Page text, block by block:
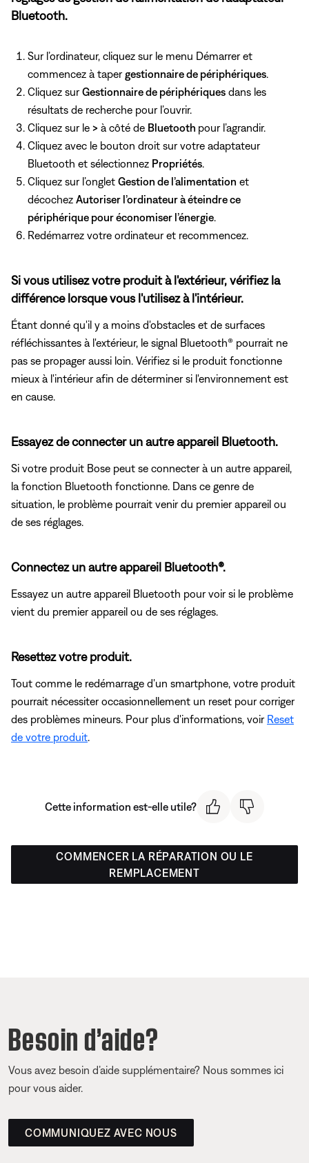
Bluetooth.
Sur l’ordinateur, cliquez sur le menu Démarrer et
commencez à taper gestionnaire de périphériques
Cliquez surGestionnaire de périphériques dans les
résultats de recherche pour l’ouvrir.
Cliquez sur le > à côté de Bluetooth pour l’agrandir.
Cliquez avec le bouton droit sur votre adaptateur
Bluetooth et sélectionnez Propriétés
Cliquez sur l’onglet Gestion de l’alimentation et
décochez Autoriser l’ordinateur à éteindre ce
périphérique pour économiser l’énergie
Redémarrez votre ordinateur et recommencez.
Si vous utilisez votre produit à l'extérieur, vérifiez la
différence lorsque vous l'utilisez à l'intérieur.
Étant donné qu'il y a moins d'obstacles et de surfaces
réfléchissantes à l'extérieur, le signal Bluetooth® pourrait ne
pas se propager aussi loin. Vérifiez si le produit fonctionne
mieux à l'intérieur afin de déterminer si l'environnement est
en cause.
Essayez de connecter un autre appareil Bluetooth.
Si votre produit Bose peut se connecter à un autre appareil,
la fonction Bluetooth fonctionne. Dans ce genre de
situation, le problème pourrait venir du premier appareil ou
de ses réglages.
Connectez un autre appareil Bluetooth®.
Essayez un autre appareil Bluetooth pour voir si le problème
vient du premier appareil ou de ses réglages.
Resettez votre produit.
Tout comme le redémarrage d'un smartphone, votre produit
pourrait nécessiter occasionnellement un reset pour corriger
des problèmes mineurs. Pour plus d'informations, voir Reset
de votre produit
Cette information est-elle utile?
COMMENCER LA RÉPARATION OU LE
REMPLACEMENT
Besoin d’aide?
Vous avez besoin d’aide supplémentaire? Nous sommes ici
pour vous aider.
COMMUNIQUEZ AVEC NOUS